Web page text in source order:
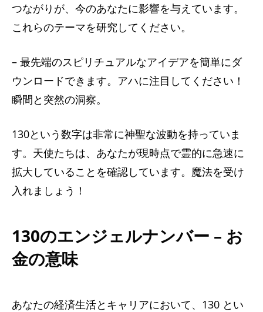
つながりが、今のあなたに影響を与えています。
これらのテーマを研究してください。
– 最先端のスピリチュアルなアイデアを簡単にダ
ウンロードできます。アハに注目してください！
瞬間と突然の洞察。
130という数字は非常に神聖な波動を持っていま
す。天使たちは、あなたが現時点で霊的に急速に
拡大していることを確認しています。魔法を受け
入れましょう！
130のエンジェルナンバー – お
金の意味
あなたの経済生活とキャリアにおいて、130 とい